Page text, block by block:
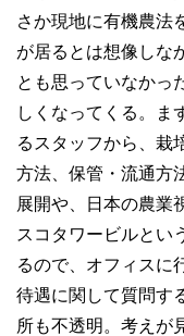
さか現地に有機農法
が居るとは想像しな
とも思っていなかっ
しくなってくる。ま
るスタッフから、栽
方法、保管・流通方
展開や、日本の農業
スコタワービルとい
るので、オフィスに
待遇に関して質問す
所も不透明。考えが